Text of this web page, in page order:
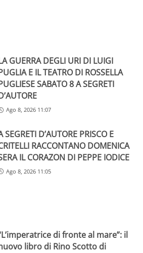
GUERRA DEGLI URI DI LUIGI
E IL TEATRO DI ROSSELLA
SABATO 8 A SEGRETI
Ago 8, 2026 11:07
SEGRETI D’AUTORE PRISCO E
RACCONTANO DOMENICA
IL CORAZON DI PEPPE IODICE
Ago 8, 2026 11:05
di fronte al mare”: il
libro di Rino Scotto di